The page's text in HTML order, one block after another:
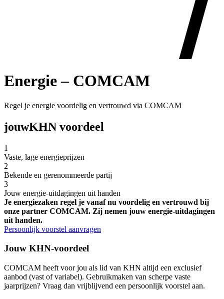
Energie – COMCAM
Regel je energie voordelig en vertrouwd via COMCAM
jouwKHN voordeel
1
Vaste, lage energieprijzen
2
Bekende en gerenommeerde partij
3
Jouw energie-uitdagingen uit handen
Je energiezaken regel je vanaf nu voordelig en vertrouwd bij
onze partner COMCAM. Zij nemen jouw energie-uitdagingen
uit handen.
Persoonlijk voorstel aanvragen
Jouw KHN-voordeel
COMCAM heeft voor jou als lid van KHN altijd een exclusief
aanbod (vast of variabel). Gebruikmaken van scherpe vaste
jaarprijzen? Vraag dan vrijblijvend een persoonlijk voorstel aan.